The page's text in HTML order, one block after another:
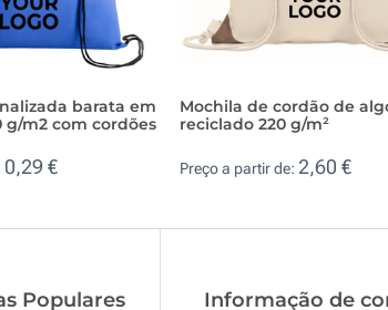
barata em
g/m2 com cordões
0,29 €
Mochila de cordão de
reciclado 220 g/m²
Preço a partir de: 2,60 €
Populares Informação de